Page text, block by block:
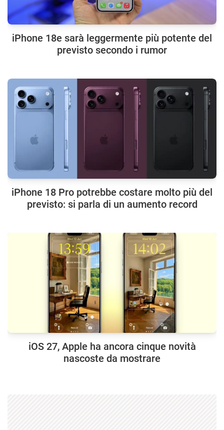
iPhone 18e sarà leggermente più potente del
previsto secondo i rumor
iPhone 18 Pro potrebbe costare molto più del
previsto: si parla di un aumento record
iOS 27, Apple ha ancora cinque novità
nascoste da mostrare